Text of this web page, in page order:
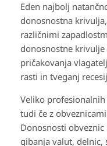
Eden najbolj
donosnostna
različnimi
donosnostne
pričakovanja
rasti in tveganj
Veliko
tudi če z
Donosnosti
gibanja valut, delnic,